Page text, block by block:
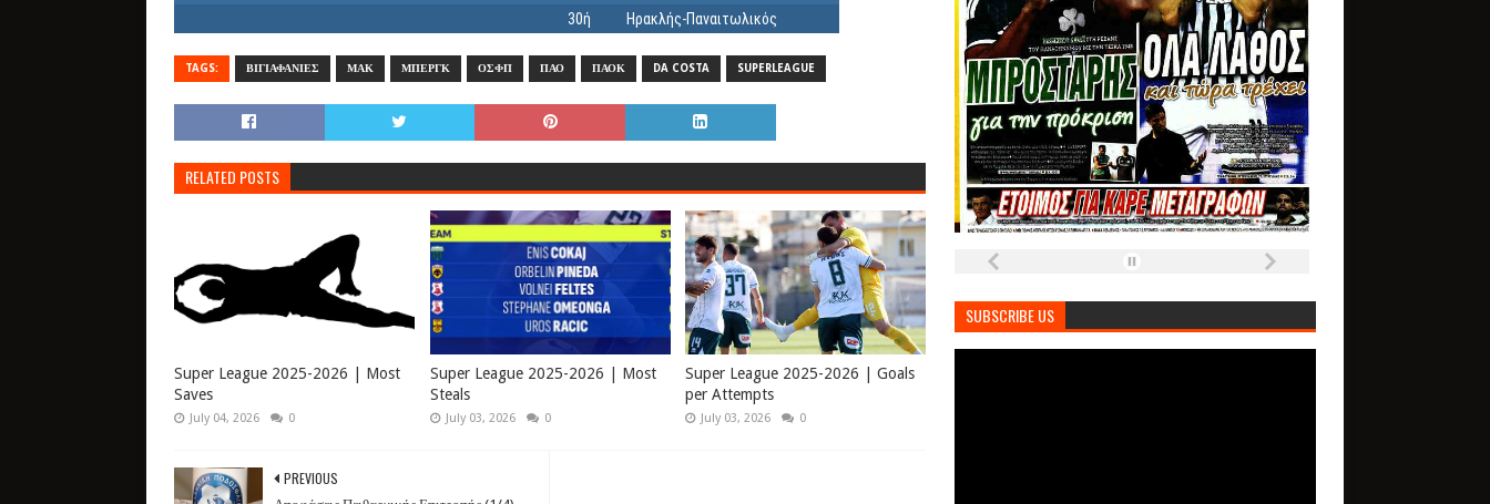
30ή
Ηρακλής-Παναιτωλικός
TAGS: ΒΙΓΙΑΦΑΝΙΕΣ ΜΑΚ ΜΠΕΡΓΚ ΟΣΦΠ ΠΑΟ ΠΑΟΚ DA COSTA SUPERLEAGUE
RELATED POSTS
Super League 2025-2026 | Most
Saves
July 04, 2026 0
Super League 2025-2026 | Most
Steals
July 03, 2026 0
Super League 2025-2026 | Goals
per Attempts
July 03, 2026 0
PREVIOUS
SUBSCRIBE US